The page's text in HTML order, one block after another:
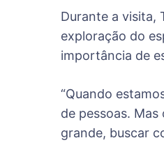
Durante a visita,
exploração do
importância de
“Quando
de pessoas.
grande, buscar